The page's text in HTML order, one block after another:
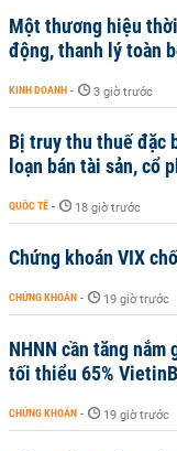
Một thương hiệu
động, thanh lý toàn
KINH DOANH - 3 giờ trước
Bị truy thu thuế đặc
loạn bán tài sản, cổ
QUỐC TẾ - 18 giờ trước
Chứng khoán VIX
CHỨNG KHOÁN - 19 giờ trước
NHNN cần tăng
tối thiểu 65%
CHỨNG KHOÁN - 19 giờ trước